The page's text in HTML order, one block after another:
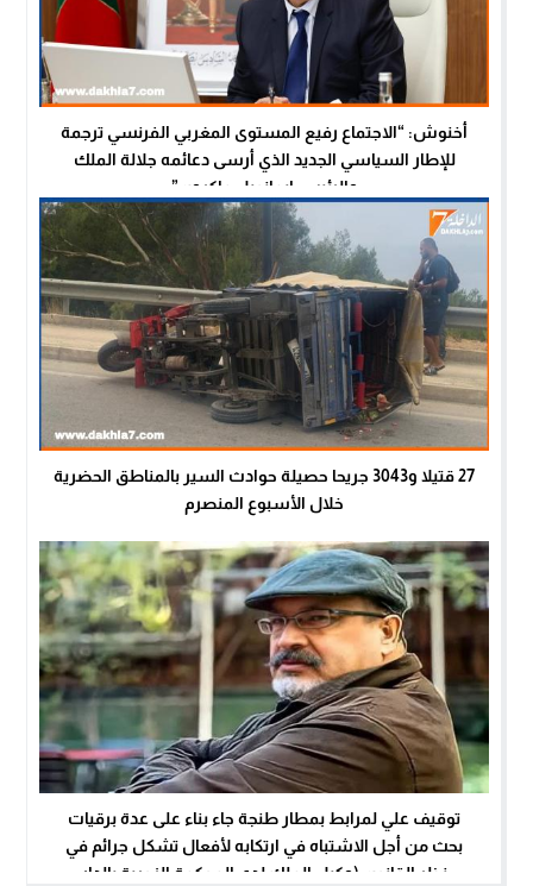
أخنوش: “الاجتماع رفيع المستوى المغربي الفرنسي ترجمة
للإطار السياسي الجديد الذي أرسى دعائمه جلالة الملك
والرئيس إيمانويل ماكرون”
27 قتيلا و3043 جريحا حصيلة حوادث السير بالمناطق الحضرية
خلال الأسبوع المنصرم
توقيف علي لمرابط بمطار طنجة جاء بناء على عدة برقيات
بحث من أجل الاشتباه في ارتكابه لأفعال تشكل جرائم في
نظر القانون (وكيل الملك لدى المحكمة الزجرية بالدار